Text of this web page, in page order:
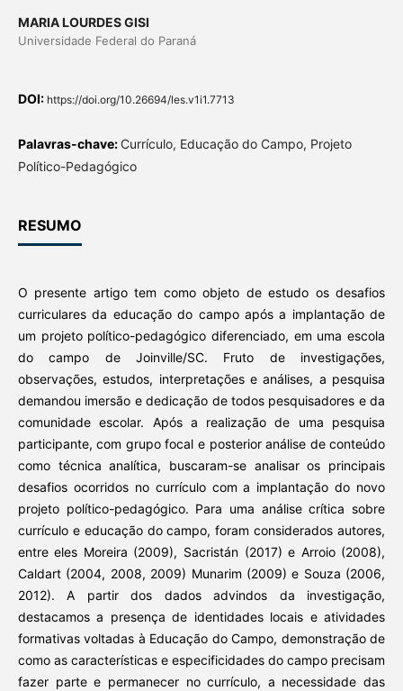
MARIA LOURDES GISI
Universidade Federal do Paraná
DOI: https://doi.org/10.26694/les.v1i1.7713
Palavras-chave: Currículo, Educação do Campo, Projeto
Político-Pedagógico
RESUMO
O presente artigo tem como objeto de estudo os desafios
curriculares da educação do campo após a implantação de
um projeto político-pedagógico diferenciado, em uma escola
do campo de Joinville/SC. Fruto de investigações,
observações, estudos, interpretações e análises, a pesquisa
demandou imersão e dedicação de todos pesquisadores e da
comunidade escolar. Após a realização de uma pesquisa
participante, com grupo focal e posterior análise de conteúdo
como técnica analítica, buscaram-se analisar os principais
desafios ocorridos no currículo com a implantação do novo
projeto político-pedagógico. Para uma análise crítica sobre
currículo e educação do campo, foram considerados autores,
entre eles Moreira (2009), Sacristán (2017) e Arroio (2008),
Caldart (2004, 2008, 2009) Munarim (2009) e Souza (2006,
2012). A partir dos dados advindos da investigação,
destacamos a presença de identidades locais e atividades
formativas voltadas à Educação do Campo, demonstração de
como as características e especificidades do campo precisam
fazer parte e permanecer no currículo, a necessidade das